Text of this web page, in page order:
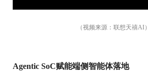
（视频来源：联想天禧AI）
Agentic SoC赋能端侧智能体落地